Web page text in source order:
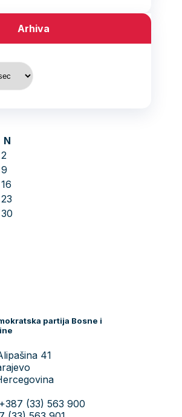
Arhiva
N
2
9
16
23
30
partija Bosne i
41
(33) 563 900